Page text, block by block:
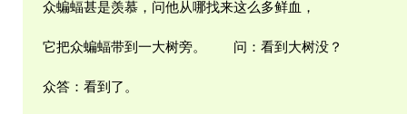
众蝙蝠甚是羡慕，问他从哪找来这么多鲜血，
它把众蝙蝠带到一大树旁。 问：看到大树没？
众答：看到了。